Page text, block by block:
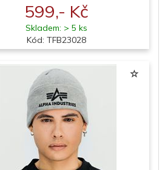
599,- Kč
Skladem: > 5 ks
Kód: TFB23028